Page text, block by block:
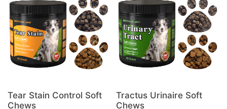
Tear Stain Control Soft
Chews
Tractus Urinaire Soft
Chews